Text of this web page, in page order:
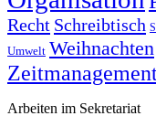
Recht Schreibtisch
Umwelt Weihnachten
Arbeiten im Sekretariat